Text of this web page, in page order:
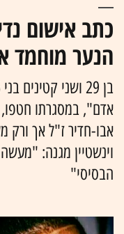
כתב אישום
הנער מוחמד
אדם", במסגרתו חטפו,
אבו-חדיר ז"ל אך ורק
וינשטיין מגנה:
הבסיסי"